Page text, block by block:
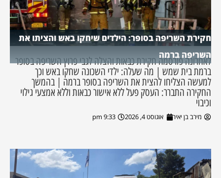
חקירת השריפה בסופר: הילדים שיחקו באש והציתו את
השריפה ברמה
לאחרונה פורסמה חקירת כבאות והצלה לגבי פרוץ השריפה בסופר
ברמת בית שמש | מה שעלה: ילדי השכונה שחקו באש וכך
למעשה הצליחו להצית את השריפה בסופר ברמה | בהמשך
החקירה התברר: העסק פעל ללא אישור כבאות וללא אמצעי גילוי
וכיבוי
מירב בן יאיר אוגוסט 4, 2026 9:33 pm